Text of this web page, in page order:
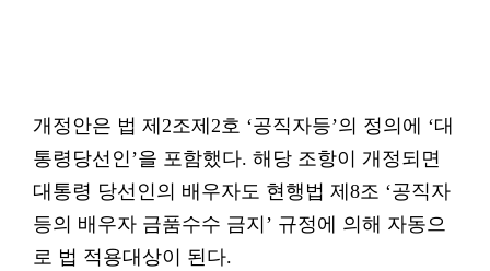
개정안은 법 제2조제2호 ‘공직자등’의 정의에 ‘대
통령당선인’을 포함했다. 해당 조항이 개정되면
대통령 당선인의 배우자도 현행법 제8조 ‘공직자
등의 배우자 금품수수 금지’ 규정에 의해 자동으
로 법 적용대상이 된다.